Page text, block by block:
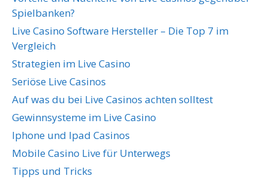
Spielbanken?
Live Casino Software Hersteller – Die Top 7 im
Vergleich
Strategien im Live Casino
Seriöse Live Casinos
Auf was du bei Live Casinos achten solltest
Gewinnsysteme im Live Casino
Iphone und Ipad Casinos
Mobile Casino Live für Unterwegs
Tipps und Tricks